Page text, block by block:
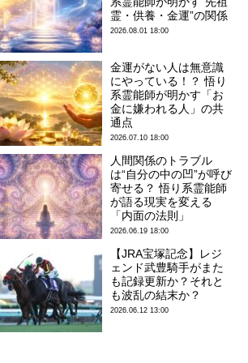
霊・供養・金運”の関係
2026.08.01 18:00
金運がない人は無意識
にやっている！？ 悟り
系霊能師が明かす「お
金に嫌われる人」の共
通点
2026.07.10 18:00
人間関係のトラブル
は“自分の中の凹”が呼び
寄せる？ 悟り系霊能師
が語る現実を変える
「内面の法則」
2026.06.19 18:00
【JRA宝塚記念】レジ
ェンド武豊騎手がまた
も記録更新か？それと
も波乱の結末か？
2026.06.12 13:00